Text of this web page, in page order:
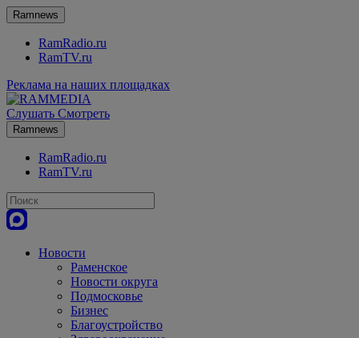
Ramnews
RamRadio.ru
RamTV.ru
Реклама на наших площадках
Слушать Смотреть
Ramnews
RamRadio.ru
RamTV.ru
Новости
Раменское
Новости округа
Подмосковье
Бизнес
Благоустройство